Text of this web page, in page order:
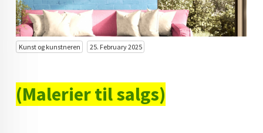
KUNSTSTILER
FARGETEORI
POP ART
Kunst og kunstneren 25. February 2025
(Malerier til salgs)